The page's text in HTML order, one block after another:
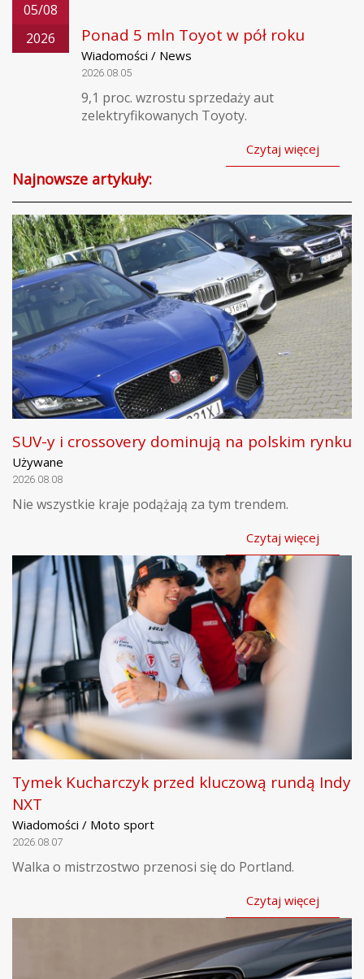
05/08
2026
Ponad 5 mln Toyot w pół roku
Wiadomości / News
2026.08.05
9,1 proc. wzrostu sprzedaży aut
zelektryfikowanych Toyoty.
Czytaj więcej
Najnowsze artykuły:
SUV-y i crossovery dominują na polskim rynku
Używane
2026.08.08
Nie wszystkie kraje podążają za tym trendem.
Czytaj więcej
Tymek Kucharczyk przed kluczową rundą Indy
NXT
Wiadomości / Moto sport
2026.08.07
Walka o mistrzostwo przenosi się do Portland.
Czytaj więcej